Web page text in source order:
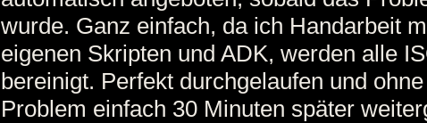
wurde. Ganz einfach, da ich Handarbeit
eigenen Skripten und ADK, werden alle
bereinigt. Perfekt durchgelaufen und
Problem einfach 30 Minuten später